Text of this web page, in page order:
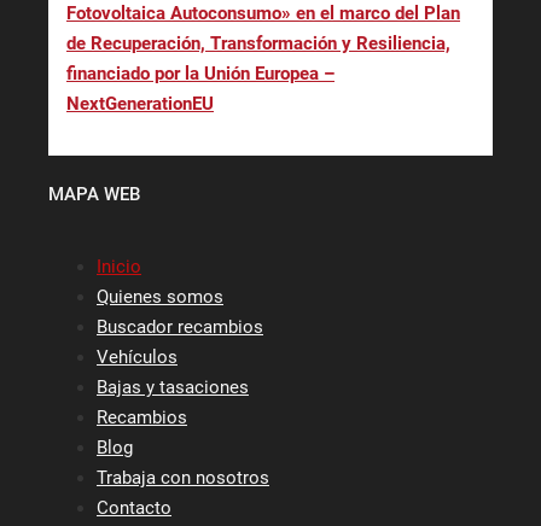
Fotovoltaica Autoconsumo» en el marco del Plan
de Recuperación, Transformación y Resiliencia,
financiado por la Unión Europea –
NextGenerationEU
MAPA WEB
Inicio
Quienes somos
Buscador recambios
Vehículos
Bajas y tasaciones
Recambios
Blog
Trabaja con nosotros
Contacto